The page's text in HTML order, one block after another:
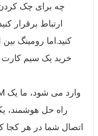
چه برای چک کردن
ارتباط برقرار
کنید.اما رومینگ
خرید یک سیم
راه حل هوشمند،
اتصال شما در هر کجا